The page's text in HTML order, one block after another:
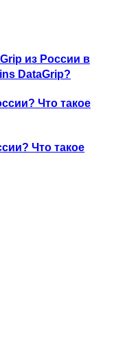
из России в
DataGrip?
Что такое
Что такое